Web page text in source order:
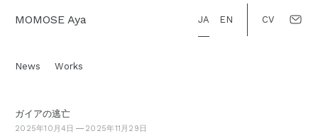
MOMOSE Aya
News Works
JA EN CV
ガイアの逃亡
2025年10月4日
2025年11月29日